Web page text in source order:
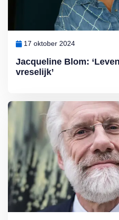
Jacqueline Blom:
vreselijk’
17 oktober 2024
Lees meer over Erik Scherder: